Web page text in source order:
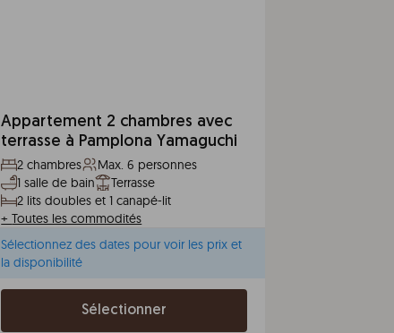
Appartement 2 chambres avec
terrasse à Pamplona Yamaguchi
2 chambres
Max. 6 personnes
1 salle de bain
Terrasse
2 lits doubles et 1 canapé-lit
+Toutes les commodités
Sélectionnez des dates pour voir les prix et
la disponibilité
Sélectionner